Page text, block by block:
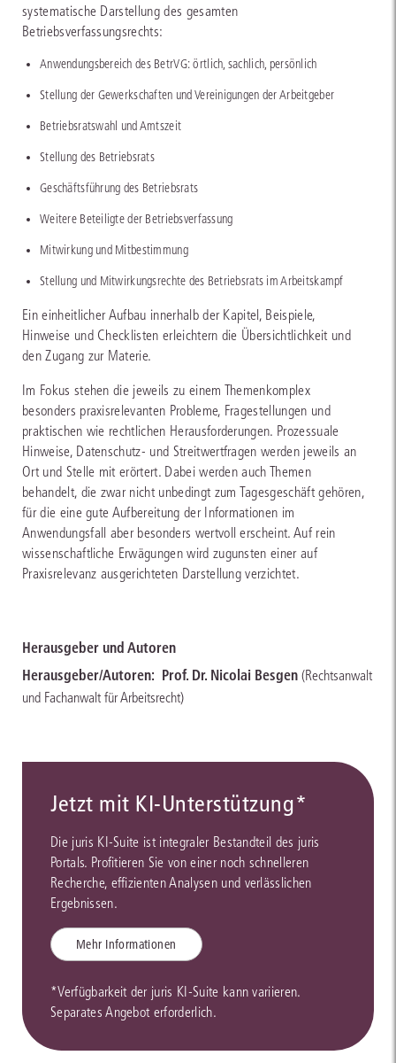
systematische Darstellung des gesamten
Betriebsverfassungsrechts:
Anwendungsbereich des BetrVG: örtlich, sachlich, persönlich
Stellung der Gewerkschaften und Vereinigungen der Arbeitgeber
Betriebsratswahl und Amtszeit
Stellung des Betriebsrats
Geschäftsführung des Betriebsrats
Weitere Beteiligte der Betriebsverfassung
Mitwirkung und Mitbestimmung
Stellung und Mitwirkungsrechte des Betriebsrats im Arbeitskampf
Ein einheitlicher Aufbau innerhalb der Kapitel, Beispiele,
Hinweise und Checklisten erleichtern die Übersichtlichkeit und
den Zugang zur Materie.
Im Fokus stehen die jeweils zu einem Themenkomplex
besonders praxisrelevanten Probleme, Fragestellungen und
praktischen wie rechtlichen Herausforderungen. Prozessuale
Hinweise, Datenschutz- und Streitwertfragen werden jeweils an
Ort und Stelle mit erörtert. Dabei werden auch Themen
behandelt, die zwar nicht unbedingt zum Tagesgeschäft gehören,
für die eine gute Aufbereitung der Informationen im
Anwendungsfall aber besonders wertvoll erscheint. Auf rein
wissenschaftliche Erwägungen wird zugunsten einer auf
Praxisrelevanz ausgerichteten Darstellung verzichtet.
Herausgeber und Autoren
Herausgeber/Autoren: Prof. Dr. Nicolai Besgen (Rechtsanwalt
und Fachanwalt für Arbeitsrecht)
Jetzt mit KI-Unterstützung*
Die juris KI-Suite ist integraler Bestandteil des juris
Portals. Profitieren Sie von einer noch schnelleren
Recherche, effizienten Analysen und verlässlichen
Ergebnissen.
Mehr Informationen
*Verfügbarkeit der juris KI-Suite kann variieren.
Separates Angebot erforderlich.